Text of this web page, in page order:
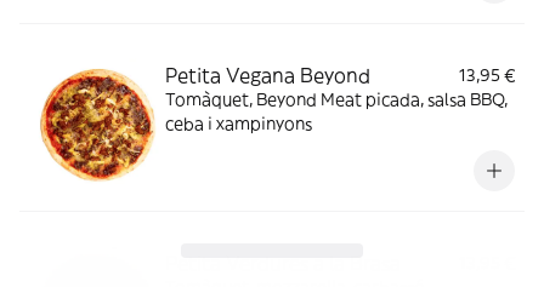
Petita Vegana Beyond
13,95 €
Tomàquet, Beyond Meat picada, salsa BBQ,
ceba i xampinyons